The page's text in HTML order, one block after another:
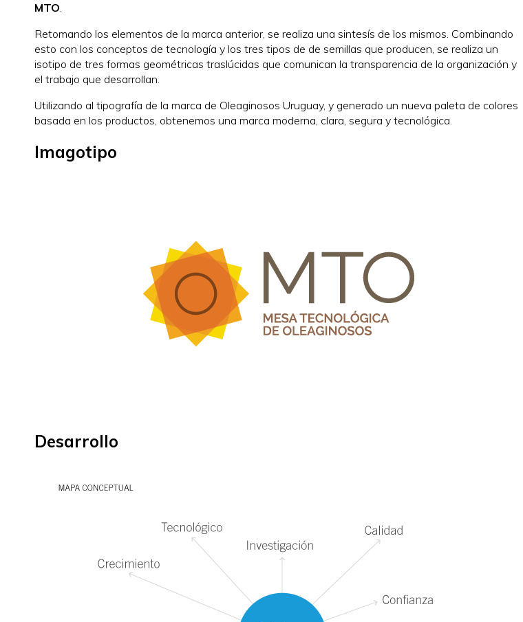
MTO.
Retomando los elementos de la marca anterior, se realiza una sintesís de los mismos. Combinando
esto con los conceptos de tecnología y los tres tipos de de semillas que producen, se realiza un
isotipo de tres formas geométricas traslúcidas que comunican la transparencia de la organización y
el trabajo que desarrollan.
Utilizando al tipografía de la marca de Oleaginosos Uruguay, y generado un nueva paleta de colores
basada en los productos, obtenemos una marca moderna, clara, segura y tecnológica.
Imagotipo
Desarrollo